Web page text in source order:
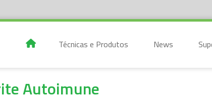
Técnicas e Produtos News
Autoimune